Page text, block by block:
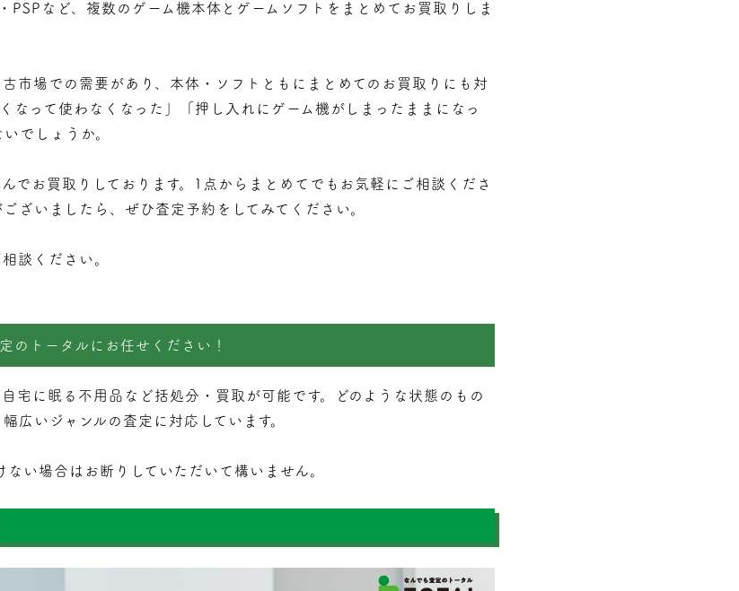
など、複数のゲーム機本体とゲームソフトをまとめてお買取りしま
市場での需要があり、本体・ソフトともにまとめてのお買取りにも対
なって使わなくなった」「押し入れにゲーム機がしまったままになっ
でしょうか。
でお買取りしております。1点からまとめてでもお気軽にご相談くださ
ざいましたら、ぜひ査定予約をしてみてください。
談ください。
のトータルにお任せください！
宅に眠る不用品など括処分・ 買取 が可能です。どのような状態のもの
広いジャンルの査定に対応しています。
い場合はお断りしていただいて構いません。